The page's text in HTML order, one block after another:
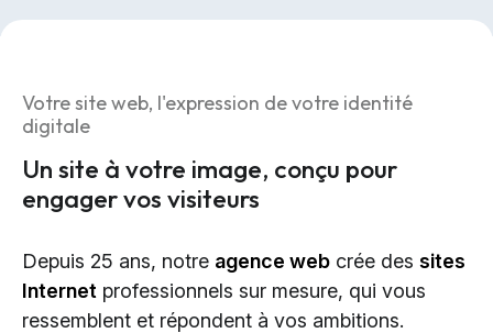
Référencement (SEO/GEO)
Marketing par e-mail
Applications
CMS - Systèmes de gestion de contenus
Cloud Services
Votre site web, l'expression de votre identité
digitale
Un site à votre image, conçu pour
engager vos visiteurs
Depuis 25 ans, notre agence web crée des sites
Internet professionnels sur mesure, qui vous
ressemblent et répondent à vos ambitions.